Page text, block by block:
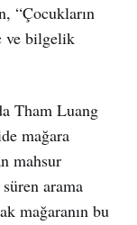
“Çocukların
ve bilgelik
Tham Luang
mağara
mahsur
arama
mağaranın bu